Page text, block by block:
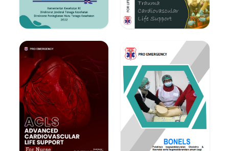
Lihat E-Book